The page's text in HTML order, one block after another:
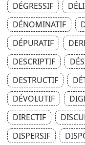
DÉGRESSIF
DÉNOMINATIF
DÉPURATIF
DESCRIPTIF
DESTRUCTIF
DÉVOLUTIF
DIRECTIF
DISPERSIF